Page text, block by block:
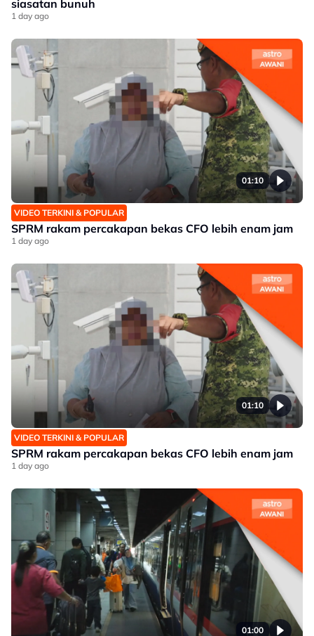
siasatan bunuh
1 day ago
01:10
VIDEO TERKINI & POPULAR
SPRM rakam percakapan bekas CFO lebih enam jam
1 day ago
01:10
VIDEO TERKINI & POPULAR
SPRM rakam percakapan bekas CFO lebih enam jam
1 day ago
01:00